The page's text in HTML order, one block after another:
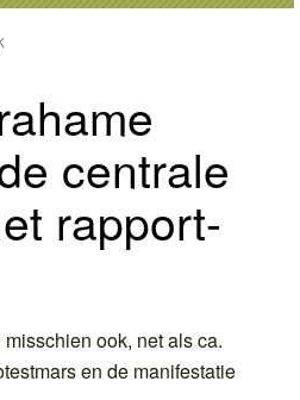
centrale
rapport-
ook, net als ca.
en de manifestatie